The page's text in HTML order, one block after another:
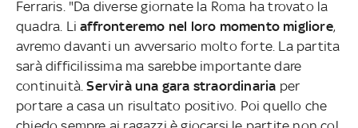
Ferraris. "Da diverse giornate la Roma ha trovato la
quadra. Liaffronteremo nel loro momento migliore,
avremo davanti un avversario molto forte. La partita
sarà difficilissima ma sarebbe importante dare
continuità.Servirà una gara straordinaria per
portare a casa un risultato positivo. Poi quello che